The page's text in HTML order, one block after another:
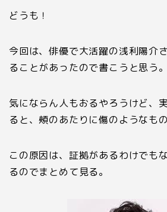
どうも！
今回は、俳優で大活躍の浅利陽介
ることがあったので書こうと思う。
気にならん人もおるやろうけど、
ると、頰のあたりに傷のようなもの
この原因は、証拠があるわけでも
るのでまとめて見る。